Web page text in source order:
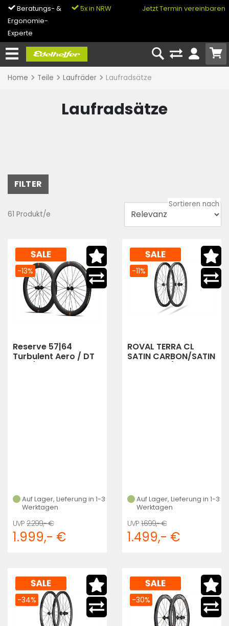
Beratungs- &
Ergonomie-
Experte
5x in NRW
0% Finanzierung
Jetzt Termin vereinbaren
Home Teile Laufräder Laufradsätze
Laufradsätze
FILTER
61 Produkt/e
Reserve 57|64
Turbulent Aero / DT
Auf Lager, Lieferung in 1-3
Werktagen
-13%
2.299,- €
1.999,- €
ROVAL TERRA CL
SATIN CARBON/SATIN
Auf Lager, Lieferung in 1-3
Werktagen
-11%
1.699,- €
1.499,- €
-34% -30%